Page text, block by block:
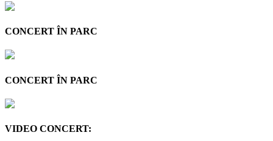
CONCERT ÎN PARC
CONCERT ÎN PARC
VIDEO CONCERT: